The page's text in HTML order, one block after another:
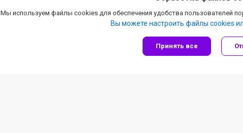
Мы используем файлы cookies для обеспечения удобства пользователей
Вы можете настроить файлы cookies
Принять все